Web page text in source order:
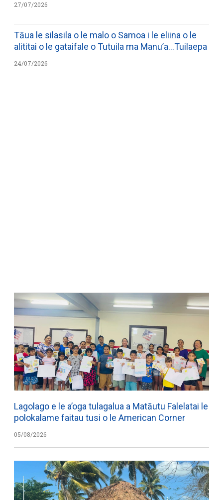
27/07/2026
Tāua le silasila o le malo o Samoa i le eliina o le
alititai o le gataifale o Tutuila ma Manu’a…Tuilaepa
24/07/2026
Lagolago e le a’oga tulagalua a Matāutu Falelatai le
polokalame faitau tusi o le American Corner
05/08/2026